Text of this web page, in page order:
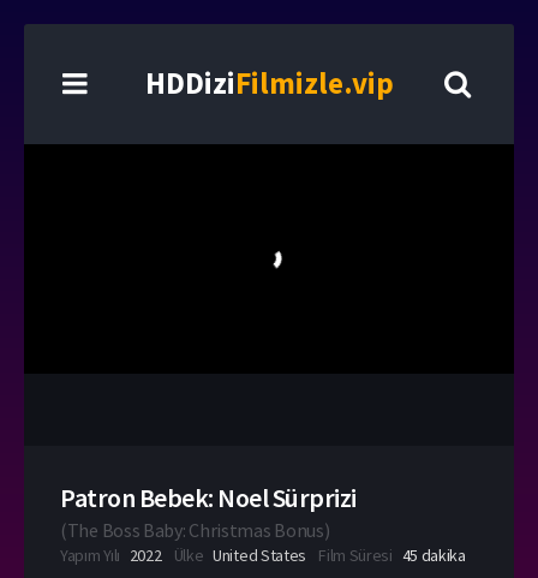
HDDiziFilmizle.vip
Patron Bebek: Noel Sürprizi
(The Boss Baby: Christmas Bonus)
Yapım Yılı 2022 Ülke United States Film Süresi 45 dakika